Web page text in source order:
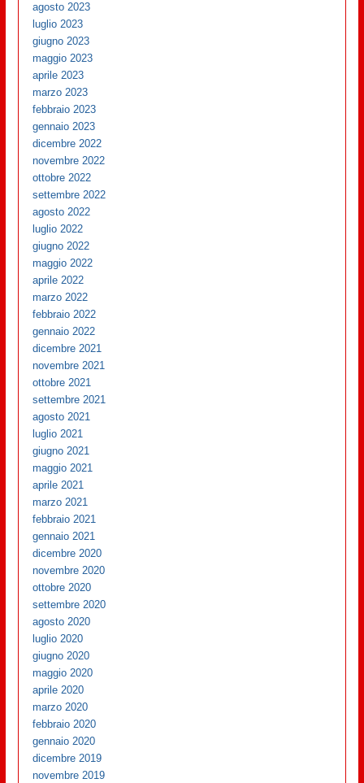
agosto 2023
luglio 2023
giugno 2023
maggio 2023
aprile 2023
marzo 2023
febbraio 2023
gennaio 2023
dicembre 2022
novembre 2022
ottobre 2022
settembre 2022
agosto 2022
luglio 2022
giugno 2022
maggio 2022
aprile 2022
marzo 2022
febbraio 2022
gennaio 2022
dicembre 2021
novembre 2021
ottobre 2021
settembre 2021
agosto 2021
luglio 2021
giugno 2021
maggio 2021
aprile 2021
marzo 2021
febbraio 2021
gennaio 2021
dicembre 2020
novembre 2020
ottobre 2020
settembre 2020
agosto 2020
luglio 2020
giugno 2020
maggio 2020
aprile 2020
marzo 2020
febbraio 2020
gennaio 2020
dicembre 2019
novembre 2019